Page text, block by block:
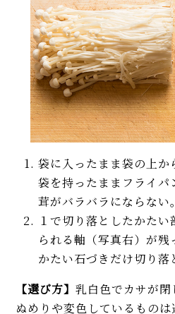
袋に入ったまま袋の上か
袋を持ったままフライパ
茸がバラバラにならない。
１で切り落としたかた
られる軸（写真右）が残
かたい石づきだけ切り落
【選び方】乳白色でカサが閉
ぬめりや変色しているものは